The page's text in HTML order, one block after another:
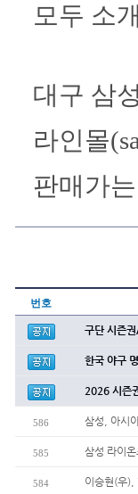
모두 소
대구 삼
라인몰
판매가
번호
구단 시즌
한국 야구
2026 시즌
586 삼성, 아시
585 삼성 라이
584 이승현(우),